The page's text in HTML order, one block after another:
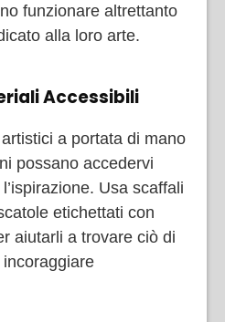
funzionare altrettanto
alla loro arte.
Accessibili
a portata di mano
possano accedervi
Usa scaffali
etichettati con
aiutarli a trovare ciò di